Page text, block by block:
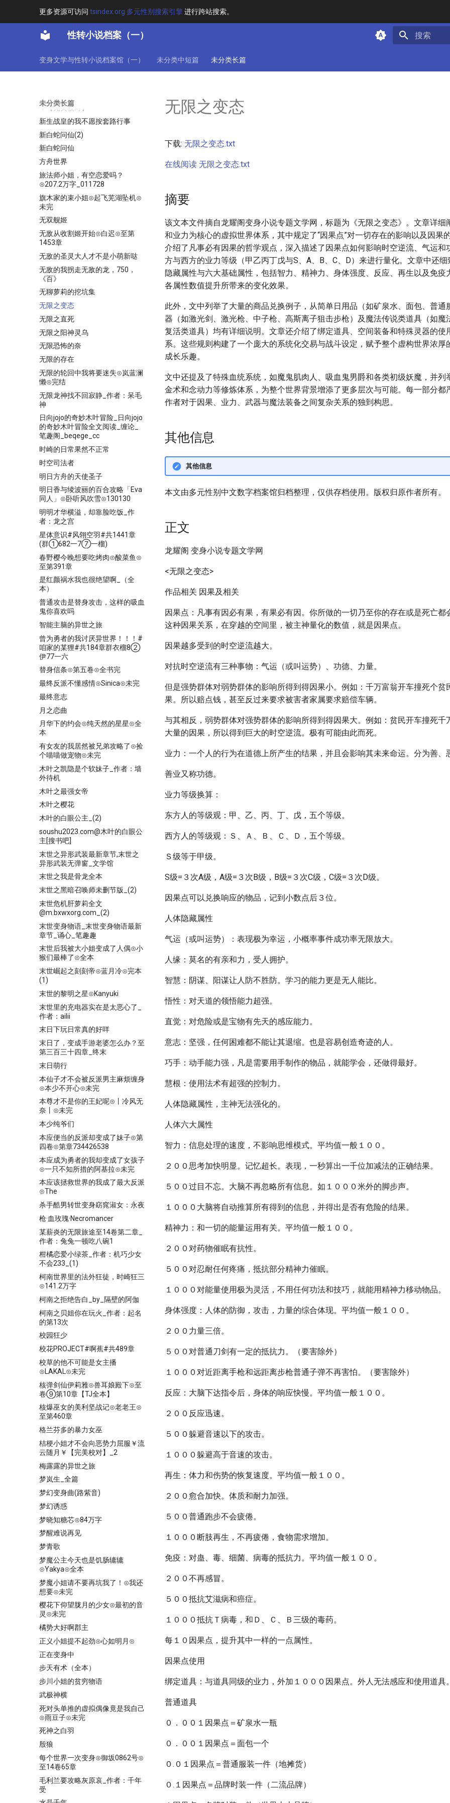
更多资源可访问 tsindex.org 多元性别搜索引擎进行跨站搜索。
性转小说档案（一）
变身文学与性转小说档案馆（一） 未分类中短篇 未分类长篇
未分类长篇
斗罗世界中的冰结小姐
灭
5-26]
斗罗：震惊，我成了比比东全本
斯卡蒂小姐只想回家￥猜猜我是谁
￥【完美校对】
新生战皇的我不愿按套路行事
新白蛇问仙(2)
新白蛇问仙
方舟世界
旅法师小姐，有空恋爱吗？
⊙207.2万字_011728
旗木家的束小姐⊙起飞芜湖坠机⊙
未完
无双舰姬
无敌从收割姬开始⊙白迟⊙至第
1453章
无敌的圣灵大人才不是小萌新哒
无敌的我拐走无敌的龙，750，
《百》
无聊萝莉的挖坑集
无限之变态
无限之直死
无限之阳神灵乌
无限恐怖的奈
无限的存在
无限的轮回中我将要迷失⊙岚蓝澜
懒⊙完结
无限龙神找不回寂静_作者：呆毛
神
日向jojo的奇妙木叶冒险_日向jojo
的奇妙木叶冒险全文阅读_缠论_
笔趣阁_beqege_cc
时崎的日常果然不正常
时空司法者
明日方舟的天使圣子
明日香与绫波丽的百合攻略「Eva
同人」⊙卧听风吹雪⊙130130
明明才华横溢，却靠脸吃饭_作
者：龙之宫
星体意识#风翎空羽#共1441章
(群①682一7⑦一榴)
春野樱今晚想要吃烤肉⊙酸菜鱼⊙
至第391章
是红颜祸水我也很绝望啊_（全
本）
普通攻击是替身攻击，这样的吸血
鬼你喜欢吗
智能主脑的异世之旅
曾为勇者的我讨厌异世界！！！#
咱家的某狸#共184章群衣榴8②
伊77一六
替身信条⊙第五卷⊙全书完
最终反派不懂感情⊙Sinica⊙未完
最终意志
月之恋曲
月华下的约会⊙纯天然的星星⊙全
本
有女友的我居然被兄弟攻略了⊙捡
个喵喵做宠物⊙未完
木叶之凯隐是个软妹子_作者：墙
外待机
木叶之最强女帝
木叶之樱花
木叶的白眼公主_(2)
soushu2023.com@木叶的白眼公
主[搜书吧]
末世之异形武装最新章节,末世之
异形武装无弹窗_文学馆
末世之我是骨龙全本
末世之黑暗召唤师未删节版_(2)
末世危机肝萝莉全文
@m.bxwxorg.com_(2)
末世变身物语_末世变身物语最新
章节_诵心_笔趣趣
末世后我被大小姐变成了人偶⊙小
猴们最棒了⊙全本
末世崛起之刻刻帝⊙蓝月冷⊙完本
(1)
末世的黎明之星⊙Kanyuki
末世里的充电器实在是太恶心了_
作者：ailii
末日下玩日常真的好咩
末日了，变成手游老婆怎么办？至
第三百三十四章_终末
末日萌行
本仙子才不会被反派男主麻烦缠身
⊙本少不开心⊙未完
本尊才不是你的王妃呢⊙丨冷风无
奈丨⊙未完
本少纯爷们
本应便当的反派却变成了妹子⊙第
四卷⊙第章734426538
本应成为勇者的我却变成了女孩子
⊙一只不知所措的阿基拉⊙未完
本应该拯救世界的我成了最大反派
⊙The
杀手酷男转世变身窈窕淑女：永夜
枪·血玫瑰·Necromancer
某薪炎的无限旅途至14卷第二章_
作者：兔兔一顿吃八碗1
柑橘恋爱小绿茶_作者：机巧少女
不会233_(1)
柯南世界里的法外狂徒，时崎狂三
⊙141.2万字
柯南之拒绝告白_by_隔壁的阿伽
柯南之贝姐你在玩火_作者：起名
的第13次
校园狂少
校花PROJECT#啊蕉#共489章
校草的他不可能是女主播
⊙LAKAL⊙未完
核弹剑仙伊莉雅⊙兽耳娘殿下⊙至
卷⑨第10章【TJ全本】
核爆巫女的美利坚战记⊙老老王⊙
至第460章
格兰芬多的暴力女巫
桔梗小姐才不会向恶势力屈服￥流
云随月￥【完美校对】_2
梅露露的异世之旅
梦岚生_全篇
梦幻变身曲(路紫音)
梦幻诱惑
梦晓知糖芯⊙84万字
梦醒难说再见
梦青歌
梦魔公主今天也是饥肠辘辘
⊙Yakya⊙全本
梦魔小姐请不要再坑我了！⊙我还
想要⊙未完
樱花下仰望胧月的少女⊙最初的音
灵⊙未完
橘势大好啊郡主
正义小姐提不起劲⊙心如明月⊙
正在变身中
步天有术（全本）
步川小姐的贫穷物语
武极神横
死对头单推的虚拟偶像竟是我自己
⊙雨豆子⊙未完
死神之白羽
殷狼
每个世界一次变身⊙御坂0862号⊙
至14卷65章
毛利兰要攻略灰原哀_作者：千年
受
无限之变态
下载: 无限之变态.txt
在线阅读 无限之变态.txt
摘要
该文本文件摘自龙耀阁变身小说专题文学网，标题为《无限之变态》。文章详细
和业力为核心的虚拟世界体系，其中规定了“因果点”对一切存在的影响以及因果
介绍了凡事必有因果的哲学观点，深入描述了因果点如何影响时空逆流、气运和
方与西方的业力等级（甲乙丙丁戊与S、A、B、C、D）来进行量化。文章中还
隐藏属性与六大基础属性，包括智力、精神力、身体强度、反应、再生以及免疫
各属性数值提升所带来的变化效果。
此外，文中列举了大量的商品兑换例子，从简单日用品（如矿泉水、面包、普通
器（如激光剑、激光枪、中子枪、高斯离子狙击步枪）及魔法传说类道具（如魔
复活类道具）均有详细说明。文章还介绍了绑定道具、空间装备和特殊灵器的使
系。这些规则构建了一个庞大的系统化交易与战斗设定，赋予整个虚构世界浓厚
成长乐趣。
文中还提及了特殊血统系统，如魔鬼肌肉人、吸血鬼男爵和各类初级妖魔，并列
金术和念动力等修炼体系，为整个世界背景增添了更多层次与可能。每一部分都
作者对于因果、业力、武器与魔法装备之间复杂关系的独到构思。
其他信息
其他信息
本文由多元性别中文数字档案馆归档整理，仅供存档使用。版权归原作者所有。
正文
龙耀阁 变身小说专题文学网
<无限之变态>
作品相关 因果及相关
因果点：凡事有因必有果，有果必有因。你所做的一切乃至你的存在或是死亡都
这种因果关系，在穿越的空间里，被主神量化的数值，就是因果点。
因果越多受到的时空逆流越大。
对抗时空逆流有三种事物：气运（或叫运势）、功德、力量。
但是强势群体对弱势群体的影响所得到得因果小。例如：千万富翁开车撞死个贫
果。所以赔点钱，甚至反过来要求被害者家属要求赔偿车辆。
与其相反，弱势群体对强势群体的影响所得到得因果大。例如：贫民开车撞死千
大量的因果，所以得到巨大的时空逆流。极有可能由此而死。
业力：一个人的行为在道德上所产生的结果，并且会影响其未来命运。分为善、
善业又称功德。
业力等级换算：
东方人的等级观：甲、乙、丙、丁、戊，五个等级。
西方人的等级观：Ｓ、Ａ、Ｂ、Ｃ、Ｄ，五个等级。
Ｓ级等于甲级。
S级=３次A级，A级=３次B级，B级=３次C级，C级=３次D级。
因果点可以兑换响应的物品，记到小数点后３位。
人体隐藏属性
气运（或叫运势）：表现极为幸运，小概率事件成功率无限放大。
人缘：莫名的有亲和力，受人拥护。
智慧：阴谋、阳谋让人防不胜防。学习的能力更是无人能比。
悟性：对天道的领悟能力超强。
直觉：对危险或是宝物有先天的感应能力。
意志：坚强，任何困难都不能让其退缩。也是容易创造奇迹的人。
巧手：动手能力强，凡是需要用手制作的物品，就能学会，还做得最好。
慧根：使用法术有超强的控制力。
人体隐藏属性，主神无法强化的。
人体六大属性
智力：信息处理的速度，不影响思维模式。平均值一般１００。
２００思考加快明显。记忆超长。表现，一秒算出一千位加减法的正确结果。
５００过目不忘。大脑不再忽略所有信息。如１０００米外的脚步声。
１０００大脑将自动推算所有得到的信息，并得出是否有危险的结果。
精神力：和一切的能量运用有关。平均值一般１００。
２００对药物催眠有抗性。
５００对忍耐任何疼痛，抵抗部分精神力催眠。
１０００对能量使用极为灵活，不用任何功法和技巧，就能用精神力移动物品。
身体强度：人体的防御，攻击，力量的综合体现。平均值一般１００。
２００力量三倍。
５００对普通刀剑有一定的抵抗力。（要害除外）
１０００对近距离手枪和远距离步枪普通子弹不再害怕。（要害除外）
反应：大脑下达指令后，身体的响应快慢。平均值一般１００。
２００反应迅速。
５００躲避音速以下的攻击。
１０００躲避高于音速的攻击。
再生：体力和伤势的恢复速度。平均值一般１００。
２００愈合加快。体质和耐力加强。
５００普通跑步不会疲倦。
１０００断肢再生，不再疲倦，食物需求增加。
免疫：对蛊、毒、细菌、病毒的抵抗力。平均值一般１００。
２００不再感冒。
５００抵抗艾滋病和癌症。
１０００抵抗Ｔ病毒，和Ｄ、Ｃ、Ｂ三级的毒药。
每１０因果点，提升其中一样的一点属性。
因果点使用
绑定道具：与道具同级的业力，外加１０００因果点。外人无法感应和使用道具。
普通道具
０．００１因果点＝矿泉水一瓶
０．００１因果点＝面包一个
０.０１因果点＝普通服装一件（地摊货）
０.１因果点＝品牌时装一件（二流品牌）